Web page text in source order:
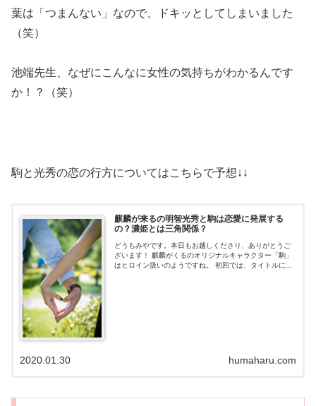
葉は「つまんない」なので、ドキッとしてしまいました
（笑）
池端先生、なぜにこんなに女性の気持ちがわかるんです
か！？（笑）
駒と光秀の恋の行方についてはこちらで予想↓↓
麒麟が来るの明智光秀と駒は恋愛に発展する
の？濃姫とは三角関係？
どうもみやです。本日もお越しくださり、ありがとうご
ざいます！ 麒麟がくるのオリジナルキャラクター「駒」
はヒロイン扱いのようですね。 初回では、タイトルにも
humaharu.com
2020.01.30